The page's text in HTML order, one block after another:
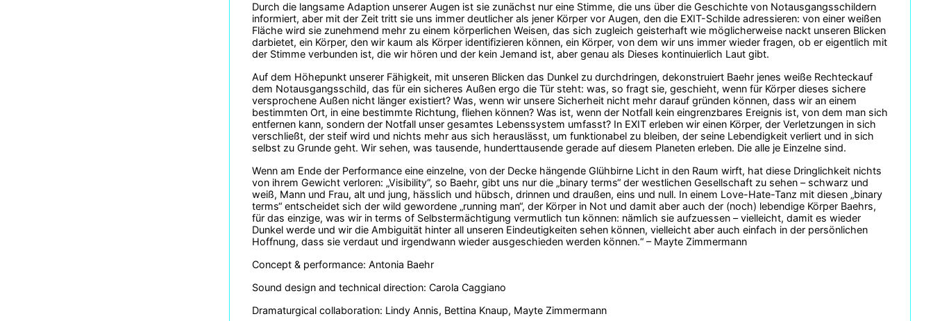
Durch die langsame Adaption unserer Augen ist sie zunächst nur eine Stimme, die uns über die Geschichte von Notausgangsschildern
informiert, aber mit der Zeit tritt sie uns immer deutlicher als jener Körper vor Augen, den die EXIT-Schilde adressieren: von einer weißen
Fläche wird sie zunehmend mehr zu einem körperlichen Weisen, das sich zugleich geisterhaft wie möglicherweise nackt unseren Blicken
darbietet, ein Körper, den wir kaum als Körper identifizieren können, ein Körper, von dem wir uns immer wieder fragen, ob er eigentlich mit
der Stimme verbunden ist, die wir hören und der kein Jemand ist, aber genau als Dieses kontinuierlich Laut gibt.
Auf dem Höhepunkt unserer Fähigkeit, mit unseren Blicken das Dunkel zu durchdringen, dekonstruiert Baehr jenes weiße Rechteckauf
dem Notausgangsschild, das für ein sicheres Außen ergo die Tür steht: was, so fragt sie, geschieht, wenn für Körper dieses sichere
versprochene Außen nicht länger existiert? Was, wenn wir unsere Sicherheit nicht mehr darauf gründen können, dass wir an einem
bestimmten Ort, in eine bestimmte Richtung, fliehen können? Was ist, wenn der Notfall kein eingrenzbares Ereignis ist, von dem man sich
entfernen kann, sondern der Notfall unser gesamtes Lebenssystem umfasst? In EXIT erleben wir einen Körper, der Verletzungen in sich
verschließt, der steif wird und nichts mehr aus sich herauslässt, um funktionabel zu bleiben, der seine Lebendigkeit verliert und in sich
selbst zu Grunde geht. Wir sehen, was tausende, hunderttausende gerade auf diesem Planeten erleben. Die alle je Einzelne sind.
Wenn am Ende der Performance eine einzelne, von der Decke hängende Glühbirne Licht in den Raum wirft, hat diese Dringlichkeit nichts
von ihrem Gewicht verloren: „Visibility“, so Baehr, gibt uns nur die „binary terms“ der westlichen Gesellschaft zu sehen – schwarz und
weiß, Mann und Frau, alt und jung, hässlich und hübsch, drinnen und draußen, eins und null. In einem Love-Hate-Tanz mit diesen „binary
terms“ entscheidet sich der wild gewordene „running man“, der Körper in Not und damit aber auch der (noch) lebendige Körper Baehrs,
für das einzige, was wir in terms of Selbstermächtigung vermutlich tun können: nämlich sie aufzuessen – vielleicht, damit es wieder
Dunkel werde und wir die Ambiguität hinter all unseren Eindeutigkeiten sehen können, vielleicht aber auch einfach in der persönlichen
Hoffnung, dass sie verdaut und irgendwann wieder ausgeschieden werden können.“ – Mayte Zimmermann
Concept & performance: Antonia Baehr
Sound design and technical direction: Carola Caggiano
Dramaturgical collaboration: Lindy Annis, Bettina Knaup, Mayte Zimmermann